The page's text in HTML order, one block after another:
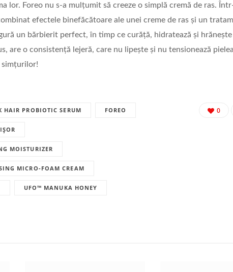
lor. Foreo nu s-a mulțumit să creeze o simplă cremă de ras.
efectele binefăcătoare ale unei creme de ras și un
un bărbierit perfect, în timp ce curăță, hidratează și
are o consistență lejeră, care nu lipește și nu tensionează
simțurilor!
HAIR PROBIOTIC SERUM FOREO
MOISTURIZER
MICRO-FOAM CREAM
UFO™ MANUKA HONEY
0